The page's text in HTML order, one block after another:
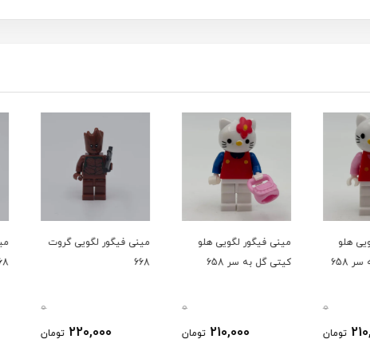
هلو
658
0
تومان
مینی فیگور لگویی هلو
کیتی گل به سر 658
0
210,000 تومان
مینی فیگور لگویی گروت
668
0
220,000 تومان